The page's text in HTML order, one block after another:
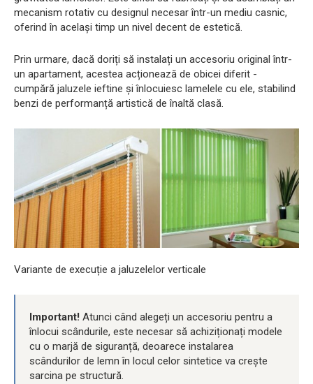
mecanism rotativ cu designul necesar într-un mediu casnic,
oferind în același timp un nivel decent de estetică.
Prin urmare, dacă doriți să instalați un accesoriu original într-
un apartament, acestea acționează de obicei diferit -
cumpără jaluzele ieftine și înlocuiesc lamelele cu ele, stabilind
benzi de performanță artistică de înaltă clasă.
Variante de execuție a jaluzelelor verticale
Important! Atunci când alegeți un accesoriu pentru a
înlocui scândurile, este necesar să achiziționați modele
cu o marjă de siguranță, deoarece instalarea
scândurilor de lemn în locul celor sintetice va crește
sarcina pe structură.